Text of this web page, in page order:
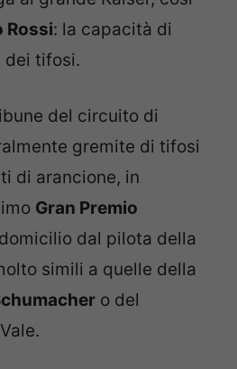
Rossi: la capacità di
dei tifosi.
del circuito di
gremite di tifosi
di arancione, in
Gran Premio
dal pilota della
simili a quelle della
o del